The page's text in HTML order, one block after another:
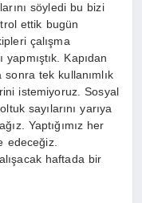
söyledi bu bizi
ettik bugün
çalışma
yapmıştık. Kapıdan
tek kullanımlık
istemiyoruz. Sosyal
sayılarını yarıya
Yaptığımız her
edeceğiz.
haftada bir